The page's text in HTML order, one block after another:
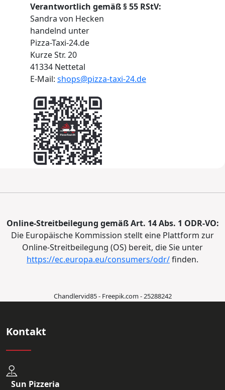
Verantwortlich gemäß § 55 RStV:
Sandra von Hecken
handelnd unter
Pizza-Taxi-24.de
Kurze Str. 20
41334 Nettetal
E-Mail: shops@pizza-taxi-24.de
Online-Streitbeilegung gemäß Art. 14 Abs. 1 ODR-VO:
Die Europäische Kommission stellt eine Plattform zur
Online-Streitbeilegung (OS) bereit, die Sie unter
https://ec.europa.eu/consumers/odr/finden.
Chandlervid85 - Freepik.com - 25288242
Kontakt
Sun Pizzeria